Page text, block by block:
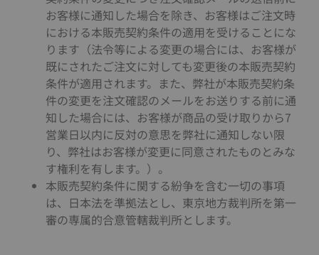
お客様に通知した場合を除き、お客様はご注文時
における本販売契約条件の適用を受けることにな
ります（法令等による変更の場合には、お客様が
既にされたご注文に対しても変更後の本販売契約
条件が適用されます。また、弊社が本販売契約条
件の変更を注文確認のメールをお送りする前に通
知した場合には、お客様が商品の受け取りから7
営業日以内に反対の意思を弊社に通知しない限
り、弊社はお客様が変更に同意されたものとみな
す権利を有します。）。
本販売契約条件に関する紛争を含む一切の事項
は、日本法を準拠法とし、東京地方裁判所を第一
審の専属的合意管轄裁判所とします。